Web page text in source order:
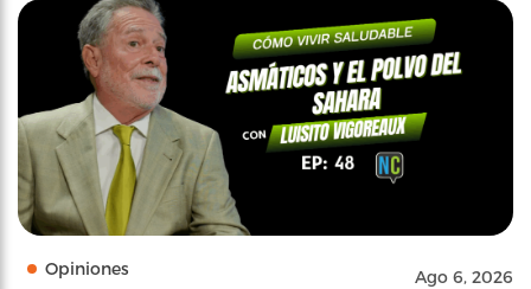
Opiniones Ago 6, 2026